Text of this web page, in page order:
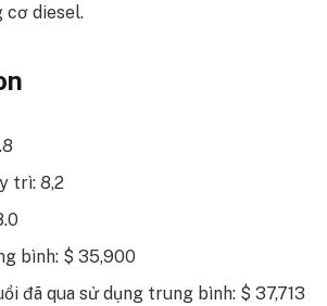
cơ diesel.
trì: 8,2
bình: $ 35,900
đã qua sử dụng trung bình: $ 37,713